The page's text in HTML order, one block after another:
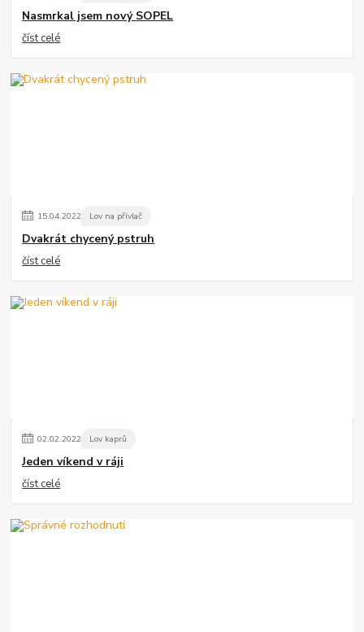
Nasmrkal jsem nový SOPEL
číst celé
15.04.2022 Lov na přívlač
Dvakrát chycený pstruh
číst celé
02.02.2022 Lov kaprů
Jeden víkend v ráji
číst celé